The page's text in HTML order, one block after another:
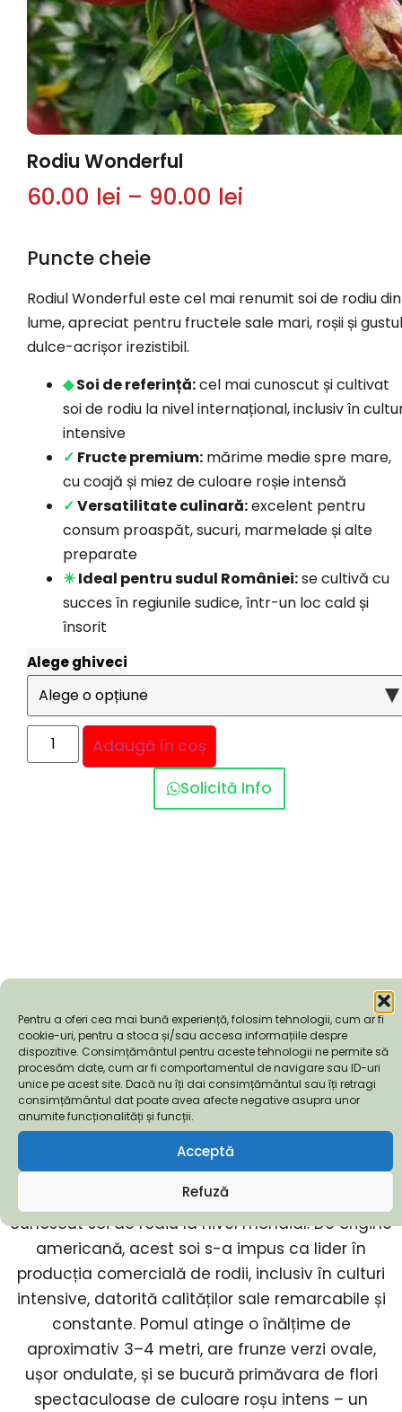
Pentru a oferi cea mai bună experiență, folosim tehnologii, cum ar fi
cookie-uri, pentru a stoca și/sau accesa informațiile despre
dispozitive. Consimțământul pentru aceste tehnologii ne permite să
procesăm date, cum ar fi comportamentul de navigare sau ID-uri
unice pe acest site. Dacă nu îți dai consimțământul sau îți retragi
consimțământul dat poate avea afecte negative asupra unor
anumite funcționalități și funcții.
Acceptă
Refuză
Rodiu Wonderful
60.00 lei – 90.00 lei
Puncte cheie
Rodiul Wonderful este cel mai renumit soi de rodiu din
lume, apreciat pentru fructele sale mari, roșii și gustul
dulce-acrișor irezistibil.
◆Soi de referință:cel mai cunoscut și cultivat
soi de rodiu la nivel internațional, inclusiv în
intensive
✓ Fructe premium: mărime medie spre mare,
cu coajă și miez de culoare roșie intensă
✓Versatilitate culinară:excelent pentru
consum proaspăt, sucuri, marmelade și alte
preparate
☀Ideal pentru sudul României:se cultivă cu
succes în regiunile sudice, într-un loc cald și
însorit
Alege ghiveci
Adaugă în coș
Solicită Info
Descriere
Rodiul Wonderful este, fără îndoială, cel mai
cunoscut soi de rodiu la nivel mondial. De origine
americană, acest soi s-a impus ca lider în
producția comercială de rodii, inclusiv în culturi
intensive, datorită calităților sale remarcabile și
constante. Pomul atinge o înălțime de
aproximativ 3–4 metri, are frunze verzi ovale,
ușor ondulate, și se bucură primăvara de flori
spectaculoase de culoare roșu intens – un